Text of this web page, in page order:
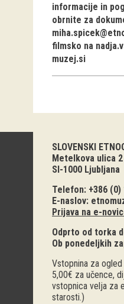
informacije in
obrnite za
filmsko na
muzej.si
SLOVENSKI
Metelkova ulica 2
SI-1000 Ljubljana
Telefon: +386 (0)
E-naslov:
Prijava na e-
Odprto od torka
Ob ponedeljkih
Vstopnina za
5,00€ za učence,
vstopnica velja za
starosti.)